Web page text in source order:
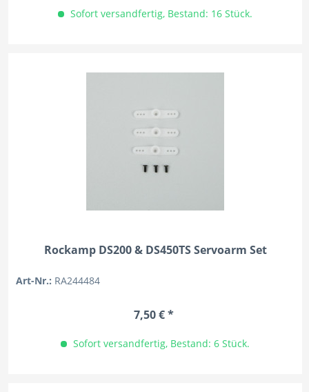
Sofort versandfertig, Bestand: 16 Stück.
Rockamp DS200 & DS450TS Servoarm Set
Art-Nr.: RA244484
7,50 € *
Sofort versandfertig, Bestand: 6 Stück.